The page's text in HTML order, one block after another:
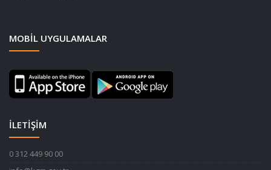
MOBIL UYGULAMALAR
İLETİŞİM
0 312 449 90 00